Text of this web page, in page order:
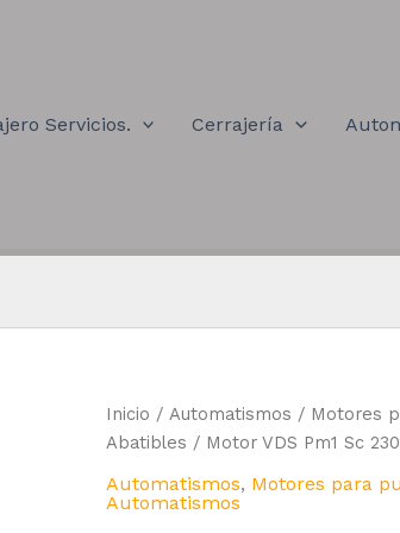
Servicios. Cerrajería
Inicio / Automatismos / Motores
Abatibles / Motor VDS Pm1 Sc
Automatismos, Motores para
Automatismos